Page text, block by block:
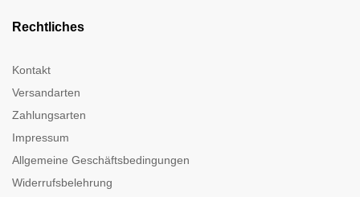
Rechtliches
Kontakt
Versandarten
Zahlungsarten
Impressum
Allgemeine Geschäftsbedingungen
Widerrufsbelehrung